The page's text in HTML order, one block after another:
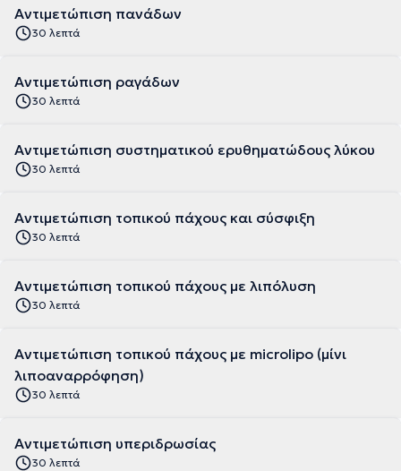
Αντιμετώπιση πανάδων
30 λεπτά
Αντιμετώπιση ραγάδων
30 λεπτά
Αντιμετώπιση συστηματικού ερυθηματώδους λύκου
30 λεπτά
Αντιμετώπιση τοπικού πάχους και σύσφιξη
30 λεπτά
Αντιμετώπιση τοπικού πάχους με λιπόλυση
30 λεπτά
Αντιμετώπιση τοπικού πάχους με microlipo (μίνι
λιποαναρρόφηση)
30 λεπτά
Αντιμετώπιση υπεριδρωσίας
30 λεπτά